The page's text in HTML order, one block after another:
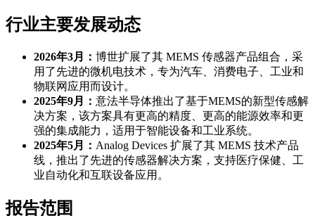
行业主要发展动态
2026年3月： 博世扩展了其 MEMS 传感器产品组合，采
用了先进的微机电技术，专为汽车、消费电子、工业和
物联网应用而设计。
2025年9月： 意法半导体推出了基于MEMS的新型传感解
决方案，该方案具有更高的精度、更高的能源效率和更
强的集成能力，适用于智能设备和工业系统。
2025年5月： Analog Devices 扩展了其 MEMS 技术产品
线，推出了先进的传感器解决方案，支持医疗保健、工
业自动化和互联设备应用。
报告范围